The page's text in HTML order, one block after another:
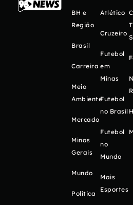
BH e
Região
Brasil
Carreira
Meio
Ambiente
Mercado
Minas
Gerais
Mundo
Política
Atlético
Cruzeiro
Futebol
em
Minas
Futebol
no Brasil
Futebol
no
Mundo
Mais
Esportes